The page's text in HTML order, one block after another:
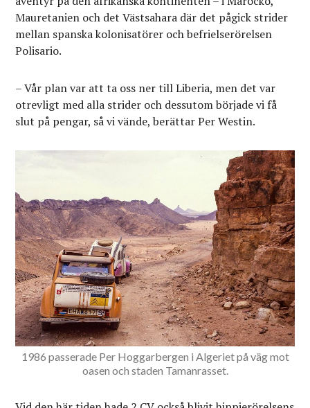
Mauretanien och det Västsahara där det pågick strider
mellan spanska kolonisatörer och befrielserörelsen
Polisario.
– Vår plan var att ta oss ner till Liberia, men det var
otrevligt med alla strider och dessutom började vi få
slut på pengar, så vi vände, berättar Per Westin.
1986 passerade Per Hoggarbergen i Algeriet på väg mot
oasen och staden Tamanrasset.